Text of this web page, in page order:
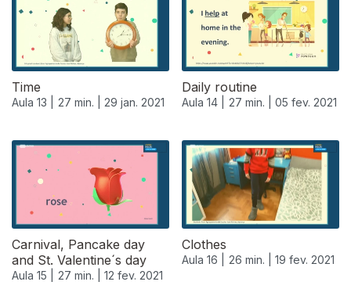
Time
Aula 13 | 27 min. | 29 jan. 2021
Daily routine
Aula 14 | 27 min. | 05 fev. 2021
Carnival, Pancake day
and St. Valentine´s day
Aula 15 | 27 min. | 12 fev. 2021
Clothes
Aula 16 | 26 min. | 19 fev. 2021